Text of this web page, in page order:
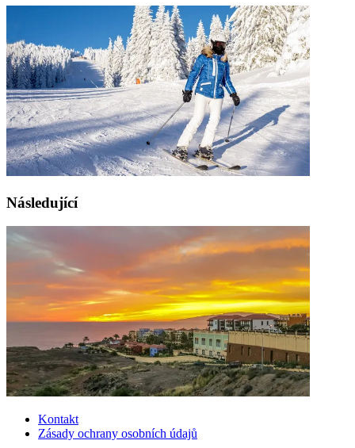
Následující
Kontakt
Zásady ochrany osobních údajů